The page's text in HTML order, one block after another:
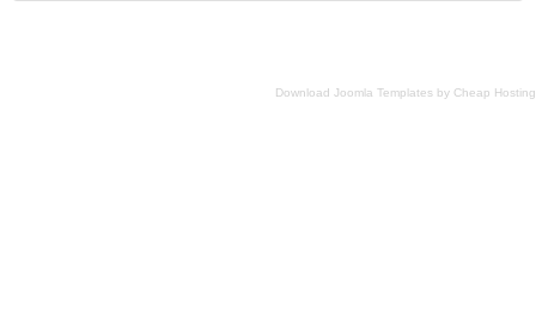
Download Joomla Templates by Cheap Hosting